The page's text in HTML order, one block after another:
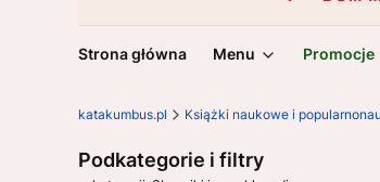
Strona główna Menu Promocje
katakumbus.pl Książki naukowe i
Podkategorie i filtry